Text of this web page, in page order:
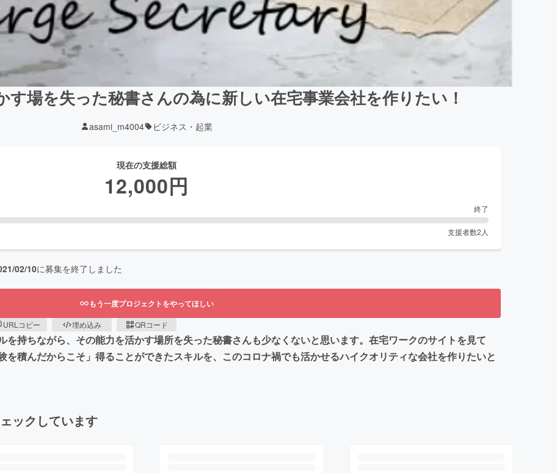
す場を失った秘書さんの為に新しい在宅事業会社を作りたい！
asami_m4004 ビジネス・起業
現在の支援総額
12,000円
終了
支援者数2 人
02/10に募集を終了しました
もう一度プロジェクトをやってほしい
URLコピー 埋め込み QRコード
を持ちながら、その能力を活かす場所を失った秘書さんも少なくないと思います。在宅ワークのサイトを見て
を積んだからこそ」得ることができたスキルを、このコロナ禍でも活かせるハイクオリティな会社を作りたいと
ックしています